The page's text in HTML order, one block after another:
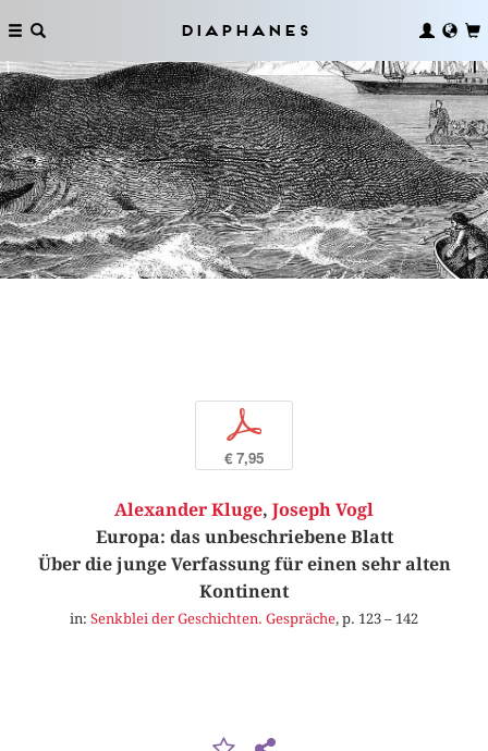
Diaphanes
p
€ 7,95
Alexander Kluge, Joseph Vogl
Europa: das unbeschriebene Blatt
Über die junge Verfassung für einen sehr alten
Kontinent
in: Senkblei der Geschichten. Gespräche, p. 123 – 142